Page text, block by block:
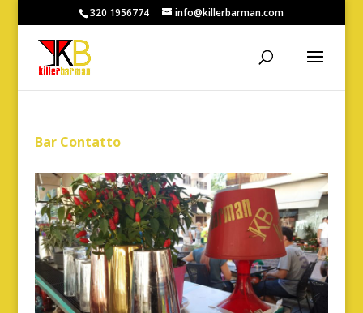
320 1956774 info@killerbarman.com
Bar Contatto